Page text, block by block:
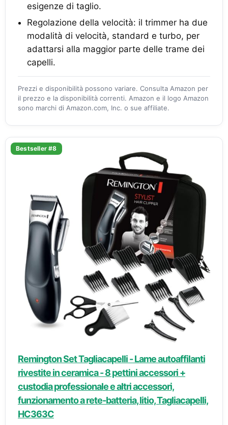
esigenze di taglio.
Regolazione della velocità: il trimmer ha due
modalità di velocità, standard e turbo, per
adattarsi alla maggior parte delle trame dei
capelli.
Prezzi e disponibilità possono variare. Consulta Amazon per
il prezzo e la disponibilità correnti. Amazon e il logo Amazon
sono marchi di Amazon.com, Inc. o sue affiliate.
Bestseller #8
Remington Set Tagliacapelli - Lame autoaffilanti
rivestite in ceramica - 8 pettini accessori +
custodia professionale e altri accessori,
funzionamento a rete-batteria, litio, Tagliacapelli,
HC363C